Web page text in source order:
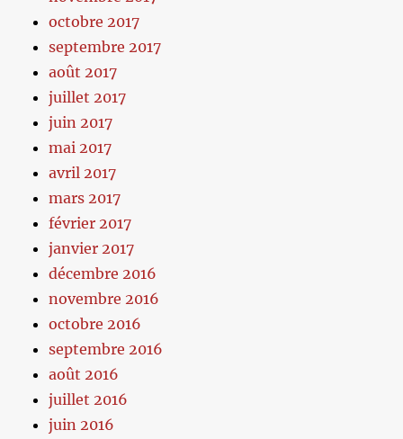
octobre 2017
septembre 2017
août 2017
juillet 2017
juin 2017
mai 2017
avril 2017
mars 2017
février 2017
janvier 2017
décembre 2016
novembre 2016
octobre 2016
septembre 2016
août 2016
juillet 2016
juin 2016